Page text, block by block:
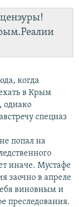
когда
в Крым
однако
спецназ
попал на
иначе. Мустафе
заочно в апреле
виновным и
преследования.